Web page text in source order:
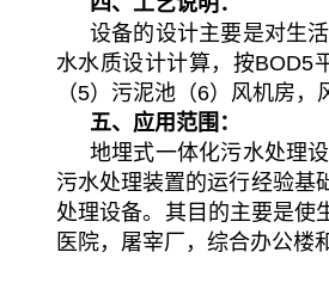
设备的设计主要是对生
水水质设计计算，按BOD5
（5）污泥池（6）风机房，
五、应用范围：
地埋式一体化污水处理
污水处理装置的运行经验基
处理设备。其目的主要是使
医院，屠宰厂，综合办公楼